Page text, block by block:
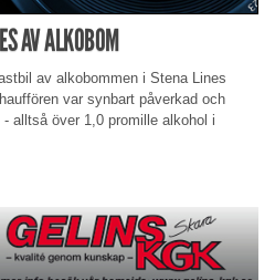
AV ALKOBOM
av alkobommen i Stena Lines
var synbart påverkad och
alltså över 1,0 promille alkohol i